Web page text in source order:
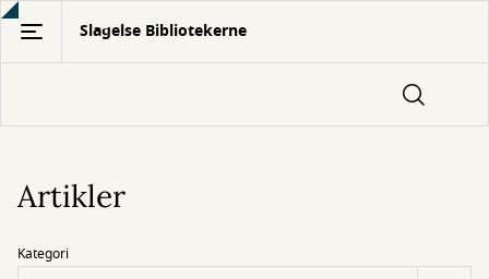
Gå
hovedindhold
Slagelse Bibliotekerne
Artikler
Kategori